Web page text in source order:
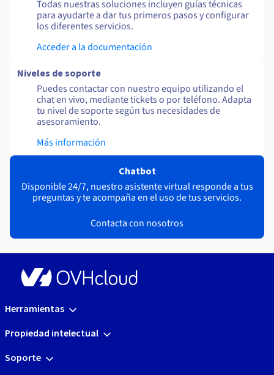
Todas nuestras soluciones incluyen guías técnicas
para ayudarte a dar tus primeros pasos y configurar
los diferentes servicios.
Acceder a la documentación
Niveles de soporte
Puedes contactar con nuestro equipo utilizando el
chat en vivo, mediante tickets o por teléfono. Adapta
tu nivel de soporte según tus necesidades de
asesoramiento.
Más información
Chatbot
Disponible 24/7, nuestro asistente virtual responde a tus
preguntas y te acompaña en el uso de tus servicios.
Contacta con nosotros
Herramientas
Propiedad intelectual
Soporte